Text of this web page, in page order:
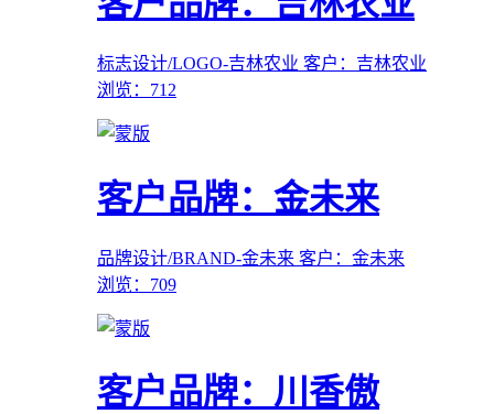
标志设计/LOGO-吉林农业 客户：吉林农业
浏览：712
客户品牌：金未来
品牌设计/BRAND-金未来 客户：金未来
浏览：709
客户品牌：川香傲